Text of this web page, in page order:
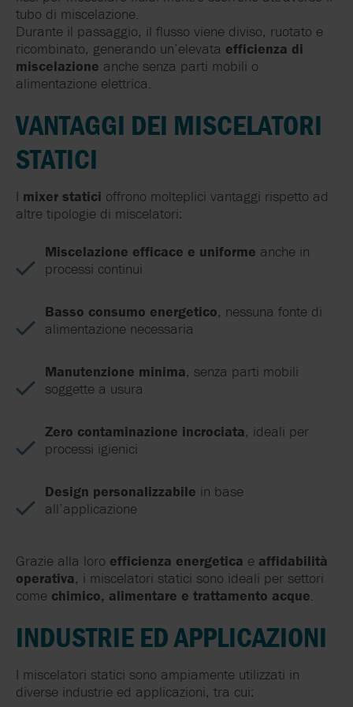
tubo di miscelazione.
Durante il passaggio, il flusso viene diviso, ruotato e
ricombinato, generando un’elevata efficienza di
miscelazione anche senza parti mobili o
alimentazione elettrica.
VANTAGGI DEI MISCELATORI
STATICI
I mixer statici offrono molteplici vantaggi rispetto ad
altre tipologie di miscelatori:
Miscelazione efficace e uniforme anche in
processi continui
Basso consumo energetico, nessuna fonte di
alimentazione necessaria
Manutenzione minima, senza parti mobili
soggette a usura
Zero contaminazione incrociata, ideali per
processi igienici
Design personalizzabile in base
all’applicazione
Grazie alla loro efficienza energetica e affidabilità
operativa, i miscelatori statici sono ideali per settori
come chimico, alimentare e trattamento acque
INDUSTRIE ED APPLICAZIONI
I miscelatori statici sono ampiamente utilizzati in
diverse industrie ed applicazioni, tra cui: